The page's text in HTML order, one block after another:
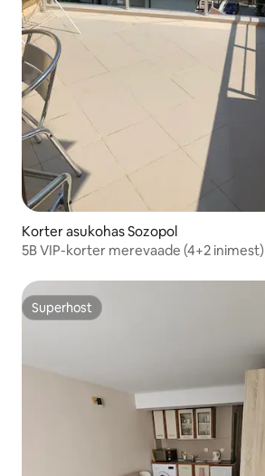
Korter asukohas Sozopol
5B VIP-korter merevaade (4+2 inimest)
Superhost
Superhost